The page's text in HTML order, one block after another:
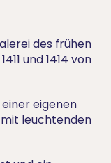
des frühen
und 1414 von
eigenen
leuchtenden